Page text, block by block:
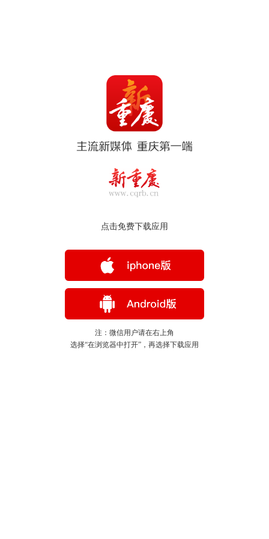
点击免费下载应用
注：微信用户请在右上角
选择“在浏览器中打开”，再选择下载应用